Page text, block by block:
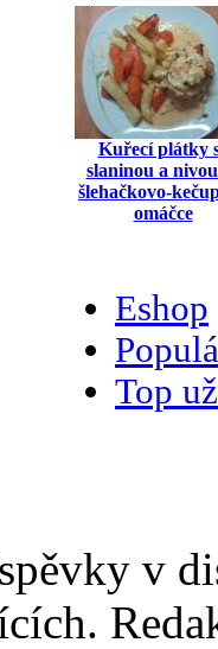
Kuřecí plátky
slaninou a
šlehačkovo-
omáčce
Eshop
Top
v